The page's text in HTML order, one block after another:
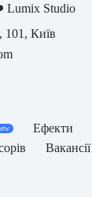
Lumix Studio
101, Київ
Ефекти
Вакансії